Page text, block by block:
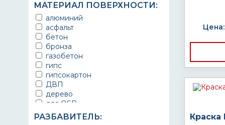
ворота
выхлопные системы
автомобилей
газопроводы
гараж
гидротехнические сооружения
городской транспорт
грузовые вагоны
двери металлические
детали двигателей
детали машин
для автомобилей
МАТЕРИАЛ ПОВЕРХНОСТИ:
алюминий
асфальт
бетон
бронза
газобетон
гипс
гипсокартон
ДВП
дерево
для OSB
для бетона
для гипса
РАЗБАВИТЕЛЬ:
Цена: